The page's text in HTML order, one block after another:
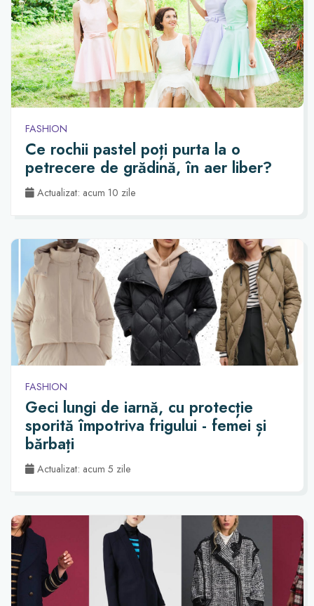
FASHION
Ce rochii pastel poți purta la o
petrecere de grădină, în aer liber?
Actualizat: acum 10 zile
FASHION
Geci lungi de iarnă, cu protecție
sporită împotriva frigului - femei și
bărbați
Actualizat: acum 5 zile